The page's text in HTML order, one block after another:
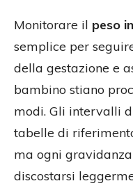
Monitorare il peso
semplice per
della gestazione e
bambino stiano
modi. Gli intervalli
tabelle di
ma ogni
discostarsi